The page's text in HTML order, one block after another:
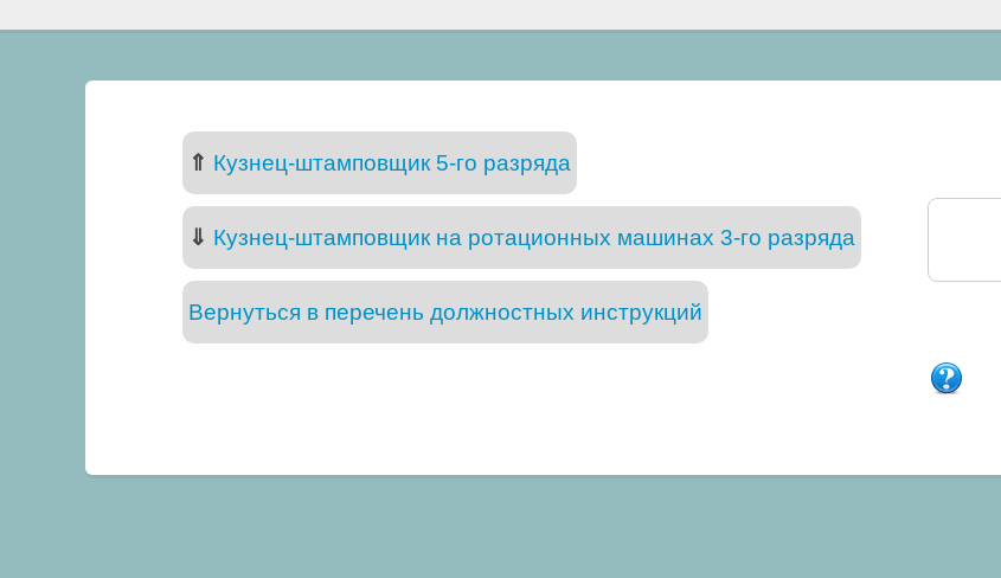
⇑ Кузнец-штамповщик 5-го разряда
⇓ Кузнец-штамповщик на ротационных машинах 3-го разряда
Вернуться в перечень должностных инструкций